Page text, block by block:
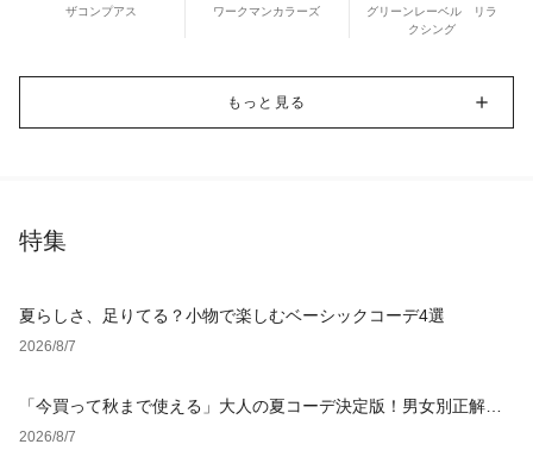
ザコンプアス
ワークマンカラーズ
グリーンレーベル リラ
クシング
もっと見る
特集
夏らしさ、足りてる？小物で楽しむベーシックコーデ4選
2026/8/7
「今買って秋まで使える」大人の夏コーデ決定版！男女別正解ス
タイルとNGな着こなし
2026/8/7